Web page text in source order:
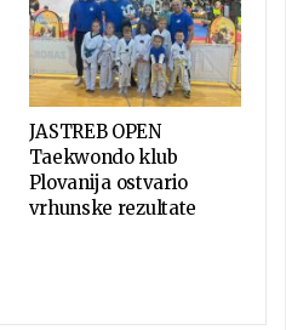
JASTREB OPEN
Taekwondo klub
Plovanija ostvario
vrhunske rezultate